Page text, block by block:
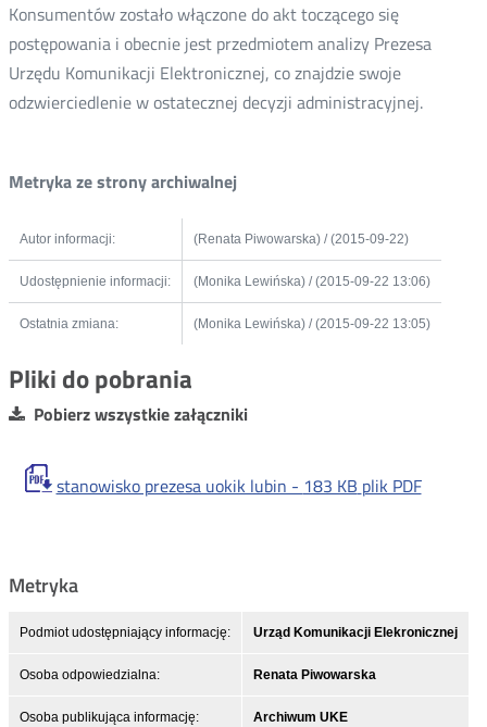
Konsumentów zostało włączone do akt toczącego się
postępowania i obecnie jest przedmiotem analizy Prezesa
Urzędu Komunikacji Elektronicznej, co znajdzie swoje
odzwierciedlenie w ostatecznej decyzji administracyjnej.
Metryka ze strony archiwalnej
Autor informacji: (Renata Piwowarska) / (2015-09-22)
Udostępnienie informacji: (Monika Lewińska) / (2015-09-22 13:06)
Ostatnia zmiana: (Monika Lewińska) / (2015-09-22 13:05)
Pliki do pobrania
Pobierz wszystkie załączniki
stanowisko prezesa uokik lubin - 183 KB plik PDF
Metryka
Podmiot udostępniający informację: Urząd Komunikacji Elekronicznej
Osoba odpowiedzialna: Renata Piwowarska
Osoba publikująca informację: Archiwum UKE